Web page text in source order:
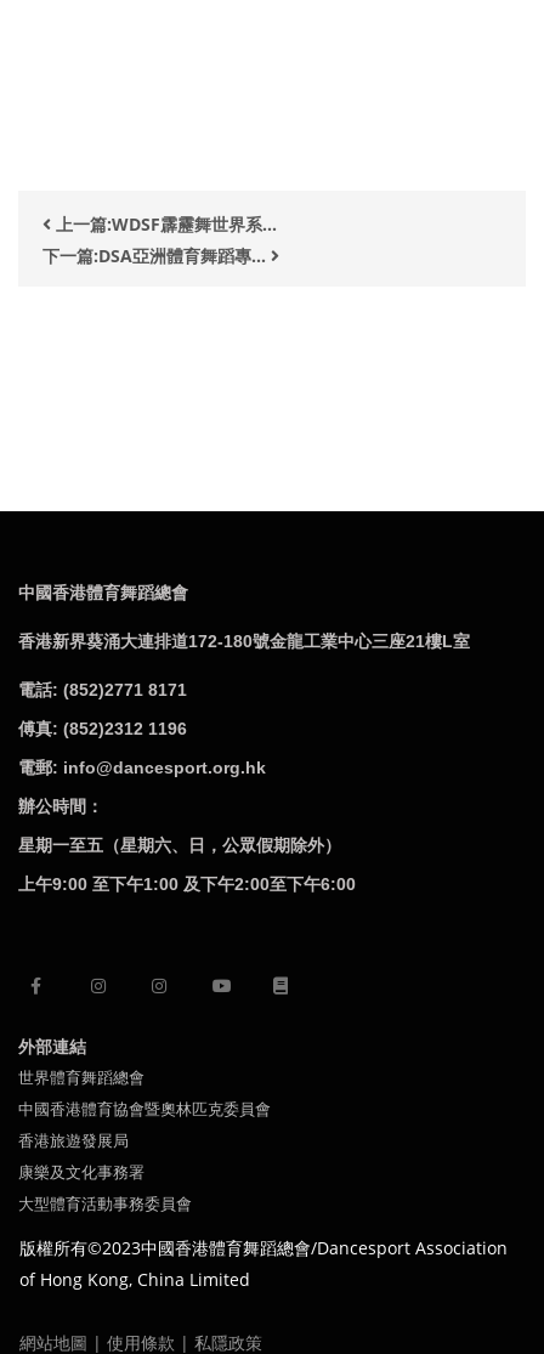
上一篇:WDSF霹靂舞世界系...
下一篇:DSA亞洲體育舞蹈專...
中國香港體育舞蹈總會
香港新界葵涌大連排道172-180號金龍工業中心三座21樓L室
電話: (852)2771 8171
傅真: (852)2312 1196
電郵: info@dancesport.org.hk
辦公時間：
星期一至五（星期六、日，公眾假期除外）
上午9:00 至下午1:00 及下午2:00至下午6:00
外部連結
世界體育舞蹈總會
中國香港體育協會暨奧林匹克委員會
香港旅遊發展局
康樂及文化事務署
大型體育活動事務委員會
版權所有©2023中國香港體育舞蹈總會/Dancesport Association
of Hong Kong, China Limited
網站地圖 | 使用條款 | 私隱政策